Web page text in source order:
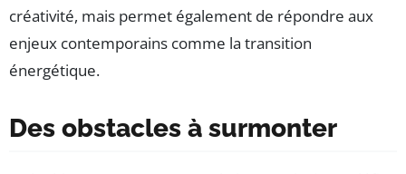
créativité, mais permet également de répondre aux
enjeux contemporains comme la transition
énergétique.
Des obstacles à surmonter